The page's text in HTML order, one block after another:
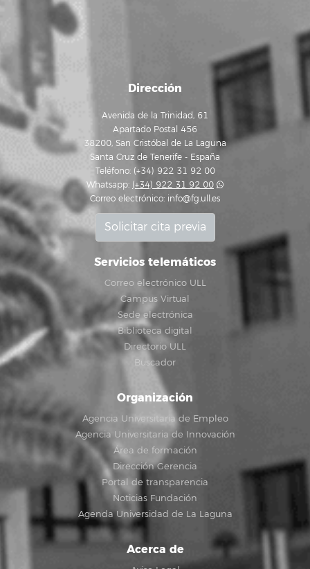
Dirección
Avenida de la Trinidad, 61
Apartado Postal 456
38200, San Cristóbal de La Laguna
Santa Cruz de Tenerife - España
Teléfono: (+34) 922 31 92 00
Whatsapp: (+34) 922 31 92 00
Correo electrónico: info@fg.ull.es
Solicitar cita previa
Servicios telemáticos
Correo electrónico ULL
Campus Virtual
Sede electrónica
Biblioteca digital
Directorio ULL
Buscador
Organización
Agencia Universitaria de Empleo
Agencia Universitaria de Innovación
Área de formación
Dirección Gerencia
Portal de transparencia
Noticias Fundación
Agenda Universidad de La Laguna
Acerca de
Aviso Legal